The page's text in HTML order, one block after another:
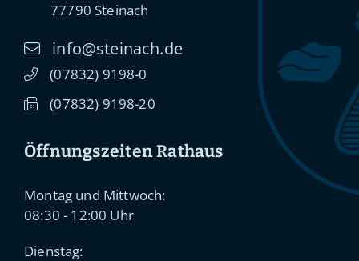
77790 Steinach
info@steinach.de
(07832) 91 98-0
(07832) 91 98-20
Öffnungszeiten Rathaus
Montag und Mittwoch:
08:30 - 12:00 Uhr
Dienstag: